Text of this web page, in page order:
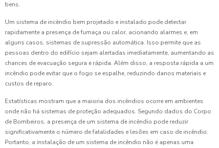
bens.
Um sistema de incêndio bem projetado e instalado pode detectar
rapidamente a presença de fumaça ou calor, acionando alarmes e, em
alguns casos, sistemas de supressão automática. Isso permite que as
pessoas dentro do edifício sejam alertadas imediatamente, aumentando as
chances de evacuação segura e rápida. Além disso, a resposta rápida a um
incêndio pode evitar que o fogo se espalhe, reduzindo danos materiais e
custos de reparo.
Estatísticas mostram que a maioria dos incêndios ocorre em ambientes
onde não há sistemas de proteção adequados. Segundo dados do Corpo
de Bombeiros, a presença de um sistema de incêndio pode reduzir
significativamente o número de fatalidades e lesões em caso de incêndio.
Portanto, a instalação de um sistema de incêndio não é apenas uma